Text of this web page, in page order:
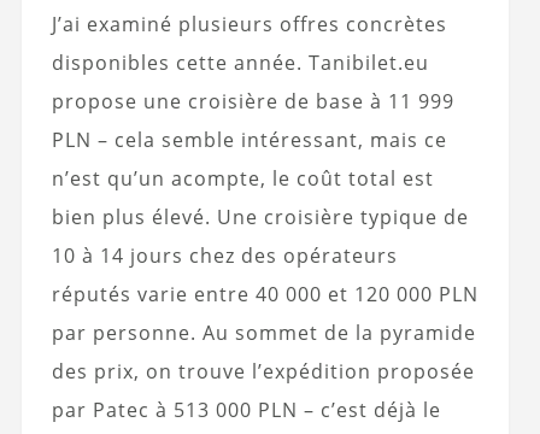
J’ai examiné plusieurs offres concrètes
disponibles cette année. Tanibilet.eu
propose une croisière de base à 11 999
PLN – cela semble intéressant, mais ce
n’est qu’un acompte, le coût total est
bien plus élevé. Une croisière typique de
10 à 14 jours chez des opérateurs
réputés varie entre 40 000 et 120 000 PLN
par personne. Au sommet de la pyramide
des prix, on trouve l’expédition proposée
par Patec à 513 000 PLN – c’est déjà le